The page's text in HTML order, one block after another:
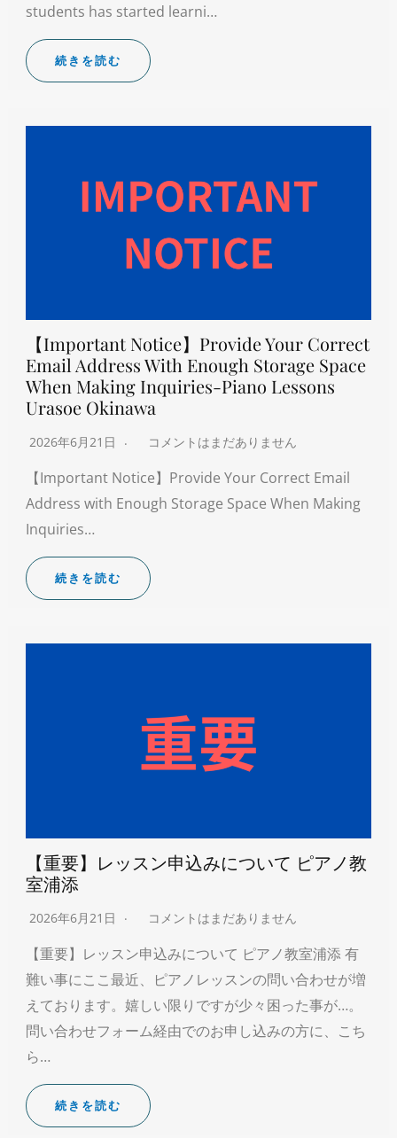
students has started learni…
続きを読む
【Important Notice】Provide Your Correct
Email Address With Enough Storage Space
When Making Inquiries-Piano Lessons
Urasoe Okinawa
2026年6月21日 コメントはまだありません
【Important Notice】Provide Your Correct Email
Address with Enough Storage Space When Making
Inquiries…
続きを読む
【重要】レッスン申込みについて ピアノ教
室浦添
2026年6月21日 コメントはまだありません
【重要】レッスン申込みについて ピアノ教室浦添 有
難い事にここ最近、ピアノレッスンの問い合わせが増
えております。嬉しい限りですが少々困った事が…。
問い合わせフォーム経由でのお申し込みの方に、こち
ら…
続きを読む